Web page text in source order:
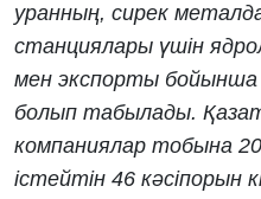
уранның, сирек
станциялары үшін
мен экспорты
болып табылады.
компаниялар тобына
істейтін 46 кәсіпорын